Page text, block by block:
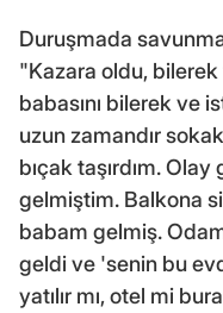
Duruşmada
"Kazara oldu,
babasını bilerek ve
uzun zamandır
bıçak taşırdım.
gelmiştim. Balkona
babam gelmiş.
geldi ve 'senin bu
yatılır mı, otel mi